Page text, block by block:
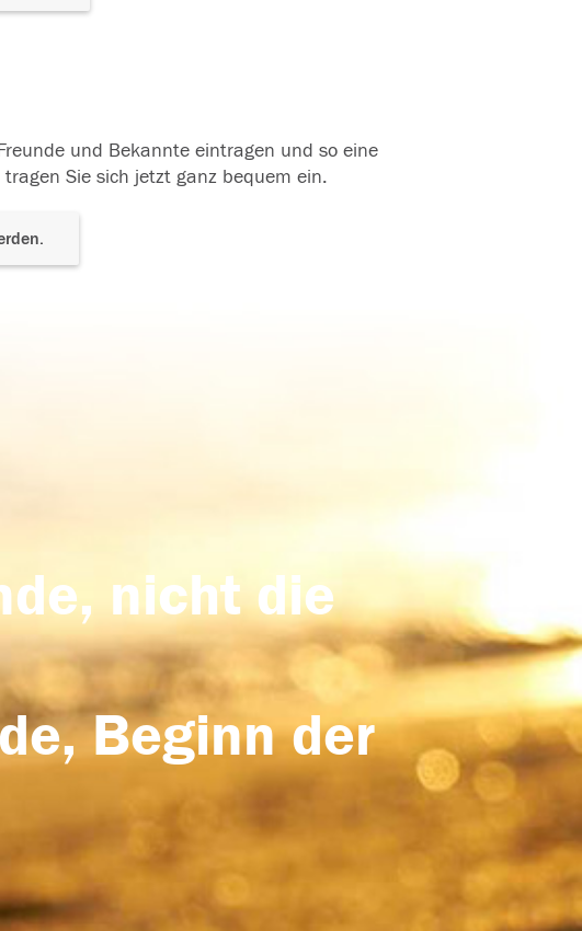
und Bekannte eintragen und so eine
Sie sich jetzt ganz bequem ein.
nicht die
Beginn der